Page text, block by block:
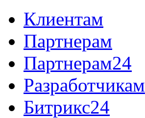
Клиентам
Партнерам
Партнерам24
Разработчикам
Битрикс24